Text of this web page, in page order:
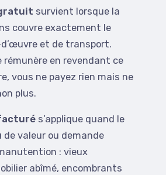
survient lorsque la
couvre exactement le
et de transport.
rémunère en revendant ce
vous ne payez rien mais ne
plus.
s’applique quand le
de valeur ou demande
: vieux
abîmé, encombrants